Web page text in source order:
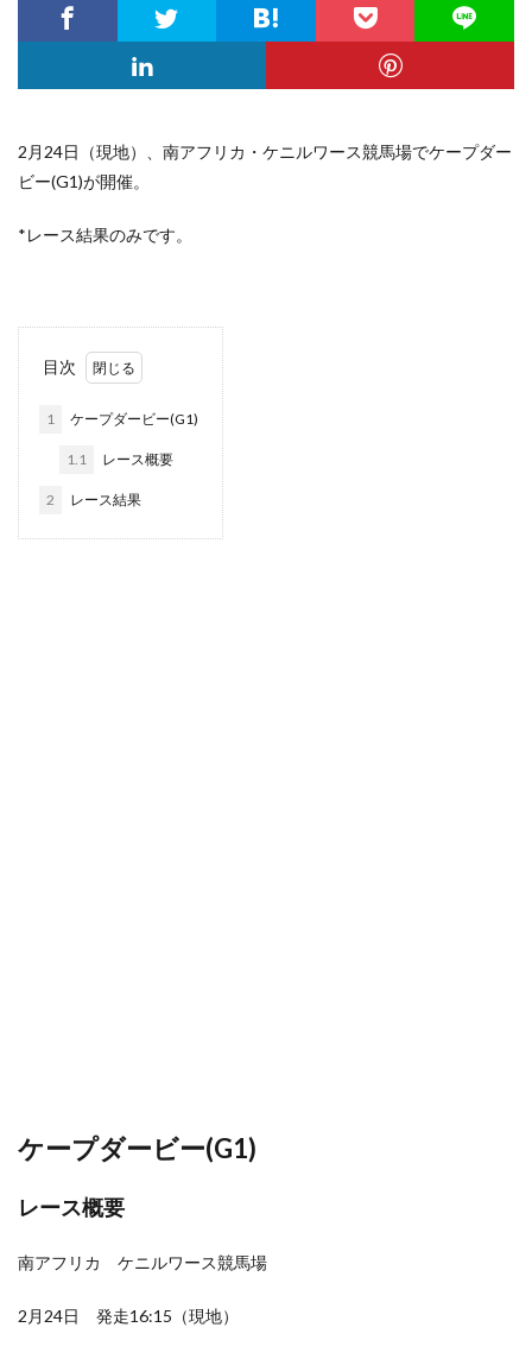
2月24日（現地）、南アフリカ・ケニルワース競馬場でケープダー
ビー(G1)が開催。
*レース結果のみです。
目次
1 ケープダービー(G1)
1.1 レース概要
2 レース結果
ケープダービー(G1)
レース概要
南アフリカ ケニルワース競馬場
2月24日 発走16:15（現地）